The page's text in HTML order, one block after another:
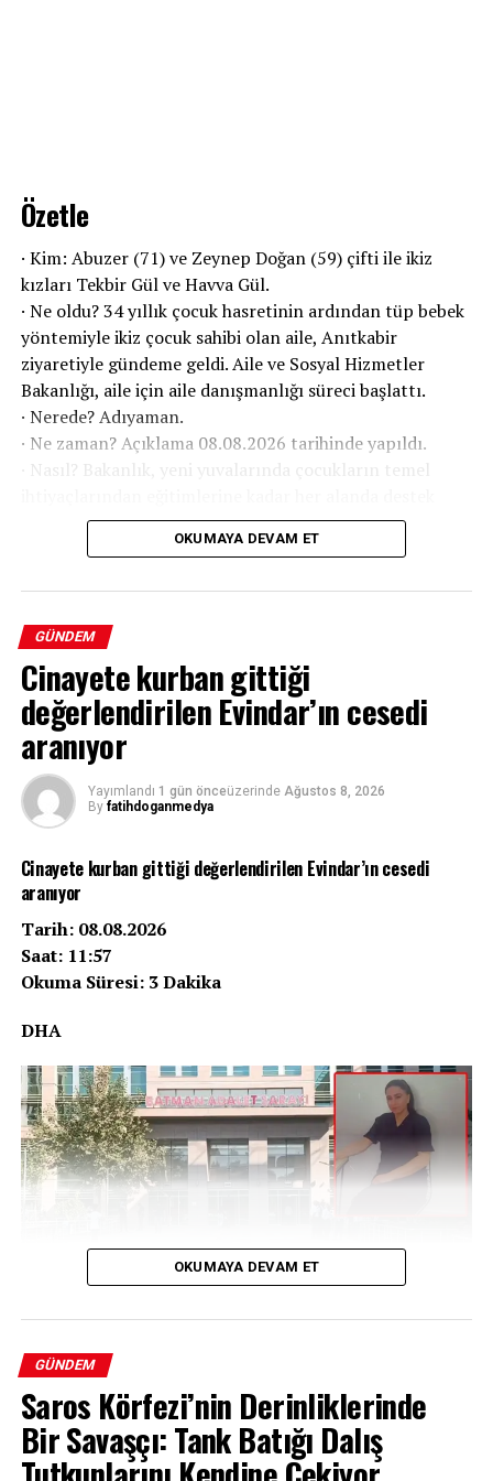
Özetle
· Kim: Abuzer (71) ve Zeynep Doğan (59) çifti ile ikiz
kızları Tekbir Gül ve Havva Gül.
· Ne oldu? 34 yıllık çocuk hasretinin ardından tüp bebek
yöntemiyle ikiz çocuk sahibi olan aile, Anıtkabir
ziyaretiyle gündeme geldi. Aile ve Sosyal Hizmetler
Bakanlığı, aile için aile danışmanlığı süreci başlattı.
· Nerede? Adıyaman.
· Ne zaman? Açıklama 08.08.2026 tarihinde yapıldı.
· Nasıl? Bakanlık, yeni yuvalarında çocukların temel
sağlayacak.
OKUMAYA DEVAM ET
GÜNDEM
Cinayete kurban gittiği
değerlendirilen Evindar’ın cesedi
aranıyor
Yayımlandı 1 gün önceüzerinde Ağustos 8, 2026
By fatihdoganmedya
Cinayete kurban gittiği değerlendirilen Evindar’ın cesedi
aranıyor
Tarih: 08.08.2026
Saat: 11:57
Okuma Süresi: 3 Dakika
DHA
Bir Yıllık Belirsizlik: Evindar Tiğrak’ın
Kaybı
Batman’da 7 Haziran 2025 tarihinden bu yana haber
OKUMAYA DEVAM ET
GÜNDEM
Saros Körfezi’nin Derinliklerinde
Bir Savaşçı: Tank Batığı Dalış